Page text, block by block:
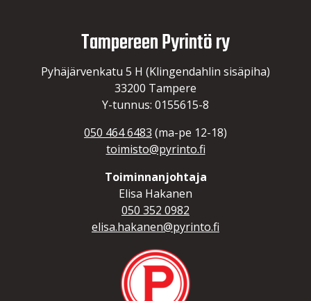
Tampereen Pyrintö ry
Pyhäjärvenkatu 5 H (Klingendahlin sisäpiha)
33200 Tampere
Y-tunnus: 0155615-8
050 464 6483 (ma-pe 12-18)
toimisto@pyrinto.fi
Toiminnanjohtaja
Elisa Hakanen
050 352 0982
elisa.hakanen@pyrinto.fi